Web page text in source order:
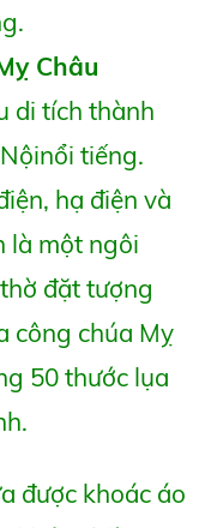
Châu
di tích thành
tiếng.
hạ điện và
là một ngôi
đặt tượng
công chúa Mỵ
50 thước lụa
được khoác áo